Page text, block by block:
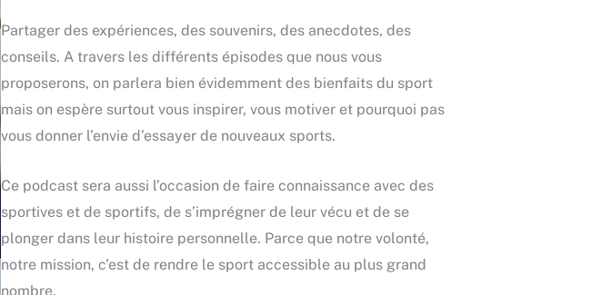
Partager des expériences, des souvenirs, des anecdotes, des
conseils. A travers les différents épisodes que nous vous
proposerons, on parlera bien évidemment des bienfaits du sport
mais on espère surtout vous inspirer, vous motiver et pourquoi pas
vous donner l’envie d’essayer de nouveaux sports.
Ce podcast sera aussi l’occasion de faire connaissance avec des
sportives et de sportifs, de s’imprégner de leur vécu et de se
plonger dans leur histoire personnelle. Parce que notre volonté,
notre mission, c’est de rendre le sport accessible au plus grand
nombre.